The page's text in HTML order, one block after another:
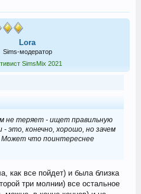
Lora
Sims-модератор
SimsMix 2021
не теряет - ищет правильную
это, конечно, хорошо, но зачем
что поинтереснее
как все пойдет) и была близка
три молнии) все остальное